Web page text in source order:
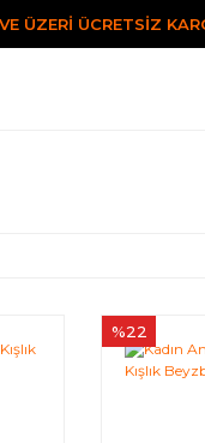
ÜZERİ ÜCRETSİZ
%22